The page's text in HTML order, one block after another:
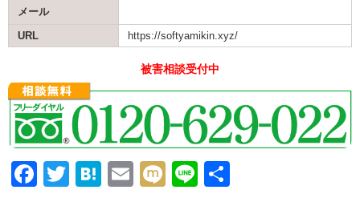
メール
URL
https://softyamikin.xyz/
被害相談受付中
F
T
H
E
M Li